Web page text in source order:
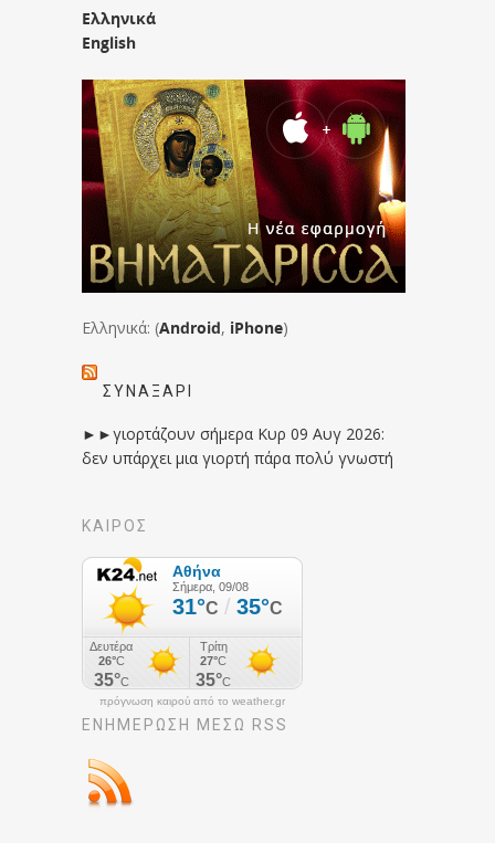
Ελληνικά
English
Ελληνικά: (Android, iPhone)
ΣΥΝΑΞΆΡΙ
►►γιορτάζουν σήμερα Κυρ 09 Αυγ 2026:
δεν υπάρχει μια γιορτή πάρα πολύ γνωστή
ΚΑΙΡΟΣ
πρόγνωση καιρού από το weather.gr
ΕΝΗΜΈΡΩΣΉ ΜΕΣΩ RSS